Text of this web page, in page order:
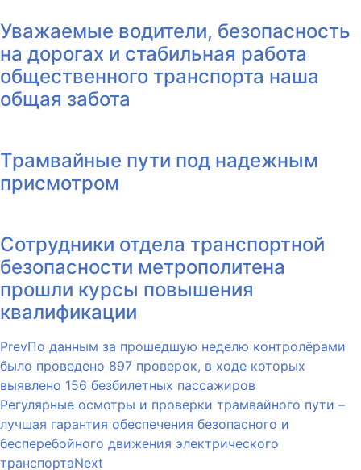
Уважаемые водители, безопасность
на дорогах и стабильная работа
общественного транспорта наша
общая забота
Трамвайные пути под надежным
присмотром
Сотрудники отдела транспортной
безопасности метрополитена
прошли курсы повышения
квалификации
PrevПо данным за прошедшую неделю контролёрами
было проведено 897 проверок, в ходе которых
выявлено 156 безбилетных пассажиров
Регулярные осмотры и проверки трамвайного пути –
лучшая гарантия обеспечения безопасного и
бесперебойного движения электрического
транспортаNext